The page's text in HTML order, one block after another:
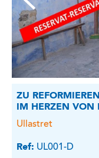
ZU
IM HERZEN VON
Ullastret
Ref: UL001-D